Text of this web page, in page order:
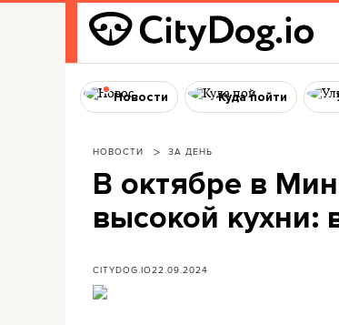
Новости Куда пойти
НОВОСТИ ЗА ДЕНЬ
В октябре в
высокой кухни:
CITYDOG.IO22.09.2024